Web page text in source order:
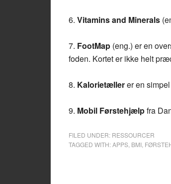
6. Vitamins and Minerals
7. FootMap (eng.) er en
foden. Kortet er ikke helt
8. Kalorietællerer en
9. Mobil Førstehjælpfra
FILED UNDER: RESSOURCER
TAGGED WITH:APPS BMI